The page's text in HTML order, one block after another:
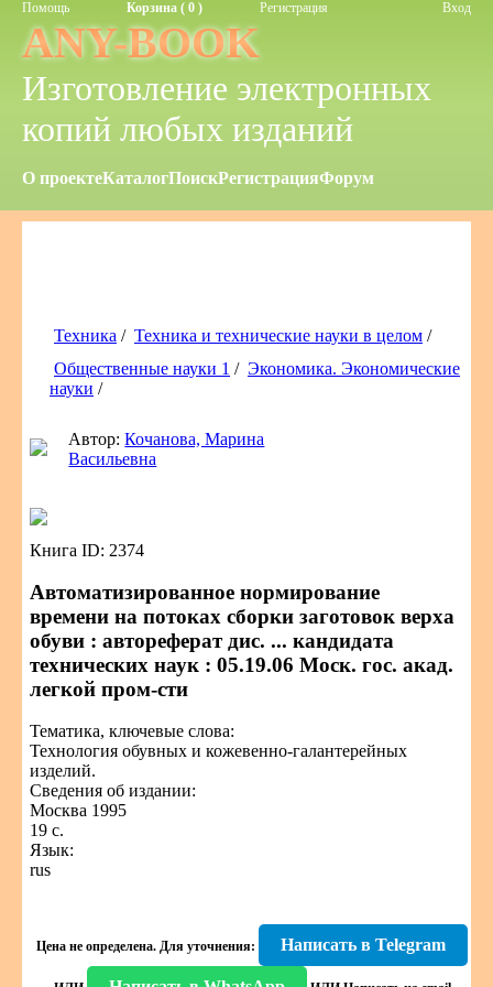
Помощь Корзина ( 0 ) Регистрация Вход
ANY-BOOK
Изготовление электронных
копий любых изданий
О проектеКаталогПоискРегистрацияФорум
Техника / Техника и технические науки в целом /
Общественные науки 1 / Экономика. Экономические
науки /
Автор:Кочанова, Марина
Васильевна
Книга ID: 2374
Автоматизированное нормирование
времени на потоках сборки заготовок верха
обуви : автореферат дис. ... кандидата
технических наук : 05.19.06 Моск. гос. акад.
легкой пром-сти
Тематика, ключевые слова:
Технология обувных и кожевенно-галантерейных
изделий.
Сведения об издании:
Москва 1995
19 с.
Язык:
rus
Цена не определена. Для уточнения: Написать в Telegram